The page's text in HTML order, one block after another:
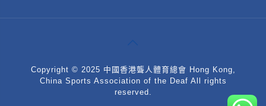
Copyright © 2025 中國香港聾人體育總會 Hong Kong,
China Sports Association of the Deaf All rights
reserved.